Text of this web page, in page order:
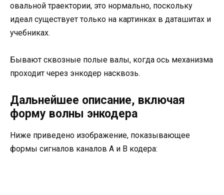
овальной траектории, это нормально, поскольку
идеал существует только на картинках в даташитах и
учебниках.
Бывают сквозные полые валы, когда ось механизма
проходит через энкодер насквозь.
Дальнейшее описание, включая
форму волны энкодера
Ниже приведено изображение, показывающее
формы сигналов каналов A и B кодера: